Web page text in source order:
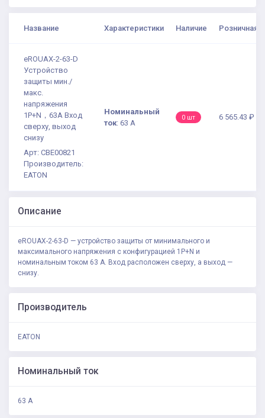
Название Характеристики Наличие Розничная
eROUAX-2-63-D
Устройство
защиты мин./
макс.
напряжения
1P+N，63A Вход
сверху, выход
снизу
Арт: CBE00821
Производитель:
EATON
Номинальный
ток: 63 А
0 шт 6 565.43 ₽
Описание
eROUAX-2-63-D — устройство защиты от минимального и
максимального напряжения с конфигурацией 1P+N и
номинальным током 63 А. Вход расположен сверху, а выход —
снизу.
Производитель
EATON
Номинальный ток
63 А